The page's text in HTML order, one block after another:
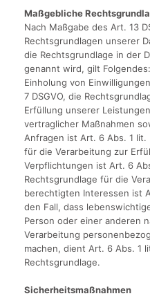
Maßgebliche
Nach Maßgabe des Art. 13
Rechtsgrundlagen unserer
die Rechtsgrundlage in der
genannt wird, gilt
Einholung von
7 DSGVO, die
Erfüllung unserer
vertraglicher Maßnahmen
Anfragen ist Art. 6 Abs. 1 lit.
für die Verarbeitung zur
Verpflichtungen ist Art. 6
Rechtsgrundlage für die
berechtigten Interessen ist
den Fall, dass
Person oder einer anderen
Verarbeitung
machen, dient Art. 6 Abs. 1
Rechtsgrundlage.
Sicherheitsmaßnahmen